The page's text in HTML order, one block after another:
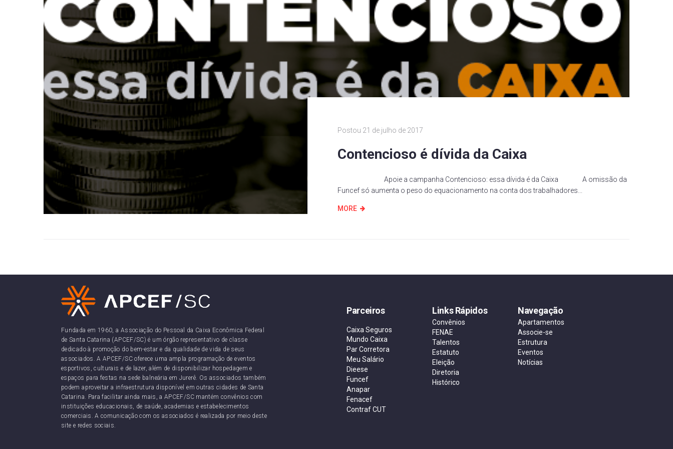
Postou 21 de julho de 2017
Contencioso é dívida da Caixa
Apoie a campanha Contencioso: essa dívida é da Caixa A omissão da
Funcef só aumenta o peso do equacionamento na conta dos trabalhadores...
MORE
Fundada em 1960, a Associação do Pessoal da Caixa Econômica Federal
de Santa Catarina (APCEF/SC) é um órgão representativo de classe
dedicado à promoção do bem-estar e da qualidade de vida de seus
associados. A APCEF/SC oferece uma ampla programação de eventos
esportivos, culturais e de lazer, além de disponibilizar hospedagem e
espaços para festas na sede balneária em Jurerê. Os associados também
podem aproveitar a infraestrutura disponível em outras cidades de Santa
Catarina. Para facilitar ainda mais, a APCEF/SC mantém convênios com
instituições educacionais, de saúde, academias e estabelecimentos
comerciais. A comunicação com os associados é realizada por meio deste
site e redes sociais.
Parceiros
Caixa Seguros
Mundo Caixa
Par Corretora
Meu Salário
Dieese
Funcef
Anapar
Fenacef
Contraf CUT
Links Rápidos
Convênios
FENAE
Talentos
Estatuto
Eleição
Diretoria
Histórico
Navegação
Apartamentos
Associe-se
Estrutura
Eventos
Notícias